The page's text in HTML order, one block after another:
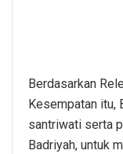
Berdasarkan
Kesempatan itu,
santriwati serta
Badriyah, untuk